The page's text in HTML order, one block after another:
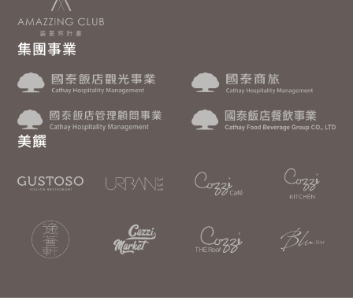
集團事業
美饌